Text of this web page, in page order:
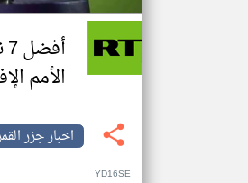
الأمم
اخبار جزر
YD16SE